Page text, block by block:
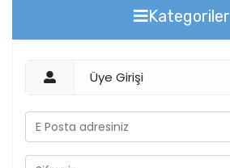
Kategoriler
Üye Girişi